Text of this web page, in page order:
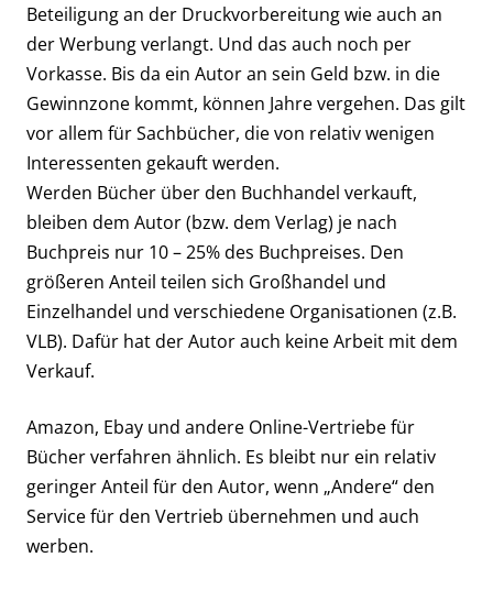
Beteiligung an der Druckvorbereitung wie auch an
der Werbung verlangt. Und das auch noch per
Vorkasse. Bis da ein Autor an sein Geld bzw. in die
Gewinnzone kommt, können Jahre vergehen. Das gilt
vor allem für Sachbücher, die von relativ wenigen
Interessenten gekauft werden.
Werden Bücher über den Buchhandel verkauft,
bleiben dem Autor (bzw. dem Verlag) je nach
Buchpreis nur 10 – 25% des Buchpreises. Den
größeren Anteil teilen sich Großhandel und
Einzelhandel und verschiedene Organisationen (z.B.
VLB). Dafür hat der Autor auch keine Arbeit mit dem
Verkauf.
Amazon, Ebay und andere Online-Vertriebe für
Bücher verfahren ähnlich. Es bleibt nur ein relativ
geringer Anteil für den Autor, wenn „Andere“ den
Service für den Vertrieb übernehmen und auch
werben.